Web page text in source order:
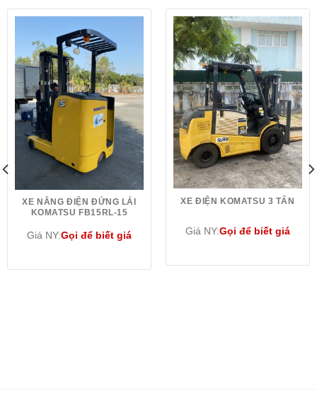
XE NÂNG ĐIỆN ĐỨNG LÁI
KOMATSU FB15RL-15
Giá NY:Gọi để biết giá
XE ĐIỆN KOMATSU 3 TẤN
Giá NY:Gọi để biết giá